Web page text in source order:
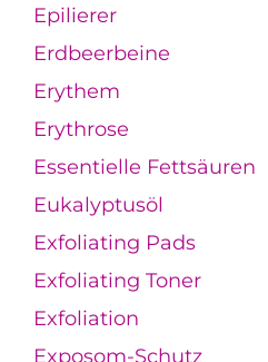
Epilierer
Erdbeerbeine
Erythem
Erythrose
Essentielle Fettsäuren
Eukalyptusöl
Exfoliating Pads
Exfoliating Toner
Exfoliation
Exposom-Schutz